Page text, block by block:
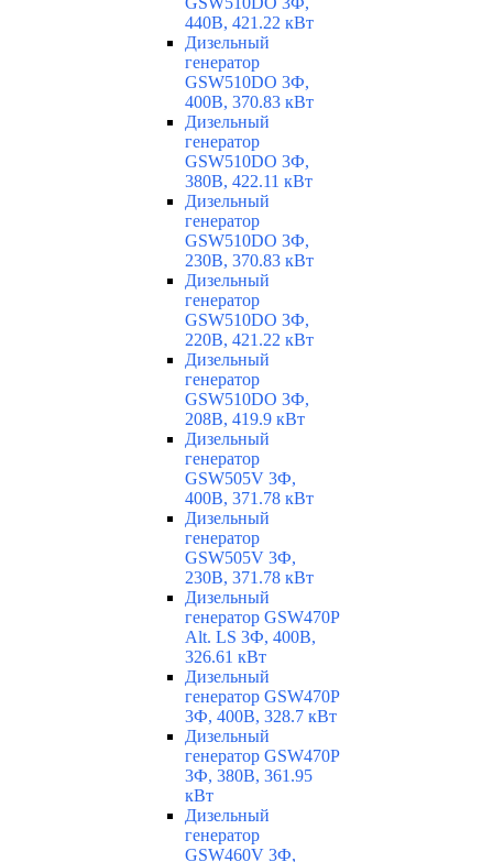
440В, 421.22 кВт
Дизельный
генератор
GSW510DO 3Ф,
400В, 370.83 кВт
Дизельный
генератор
GSW510DO 3Ф,
380В, 422.11 кВт
Дизельный
генератор
GSW510DO 3Ф,
230В, 370.83 кВт
Дизельный
генератор
GSW510DO 3Ф,
220В, 421.22 кВт
Дизельный
генератор
GSW510DO 3Ф,
208В, 419.9 кВт
Дизельный
генератор
GSW505V 3Ф,
400В, 371.78 кВт
Дизельный
генератор
GSW505V 3Ф,
230В, 371.78 кВт
Дизельный
генератор GSW470P
Alt. LS 3Ф, 400В,
326.61 кВт
Дизельный
генератор GSW470P
3Ф, 400В, 328.7 кВт
Дизельный
генератор GSW470P
3Ф, 380В, 361.95
кВт
Дизельный
генератор
GSW460V 3Ф,